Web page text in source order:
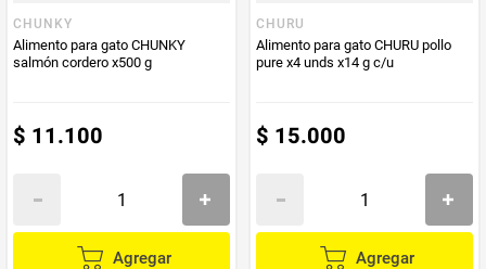
CHUNKY
Alimento para gato CHUNKY
salmón cordero x500 g
$ 11.100
Agregar
CHURU
Alimento para gato CHURU pollo
pure x4 unds x14 g c/u
$ 15.000
Agregar